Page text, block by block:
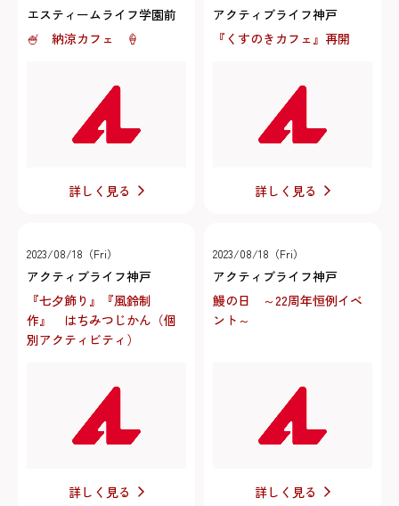
エスティームライフ学園前
🍧 納涼カフェ 🍦
詳しく見る
アクティブライフ神戸
『くすのきカフェ』再開
詳しく見る
2023/08/18（Fri）
アクティブライフ神戸
『七夕飾り』『風鈴制
作』 はちみつじかん（個
別アクティビティ）
詳しく見る
2023/08/18（Fri）
アクティブライフ神戸
鰻の日 ～22周年恒例イベ
ント～
詳しく見る